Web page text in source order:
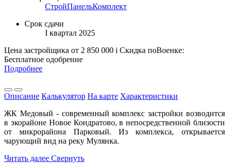
СтройПанельКомплект
Срок сдачи
I квартал 2025
Цена застройщика от 2 850 000 i Скидка поВоенке:
Бесплатное одобрение
Подробнее
Описание Калькулятор На карте Характеристики
ЖК Медовый - современный комплекс застройки возводится
в экорайоне Новое Кондратово, в непосредственной близости
от микрорайона Парковый. Из комплекса, открывается
чарующий вид на реку Мулянка.
Читать далее Свернуть